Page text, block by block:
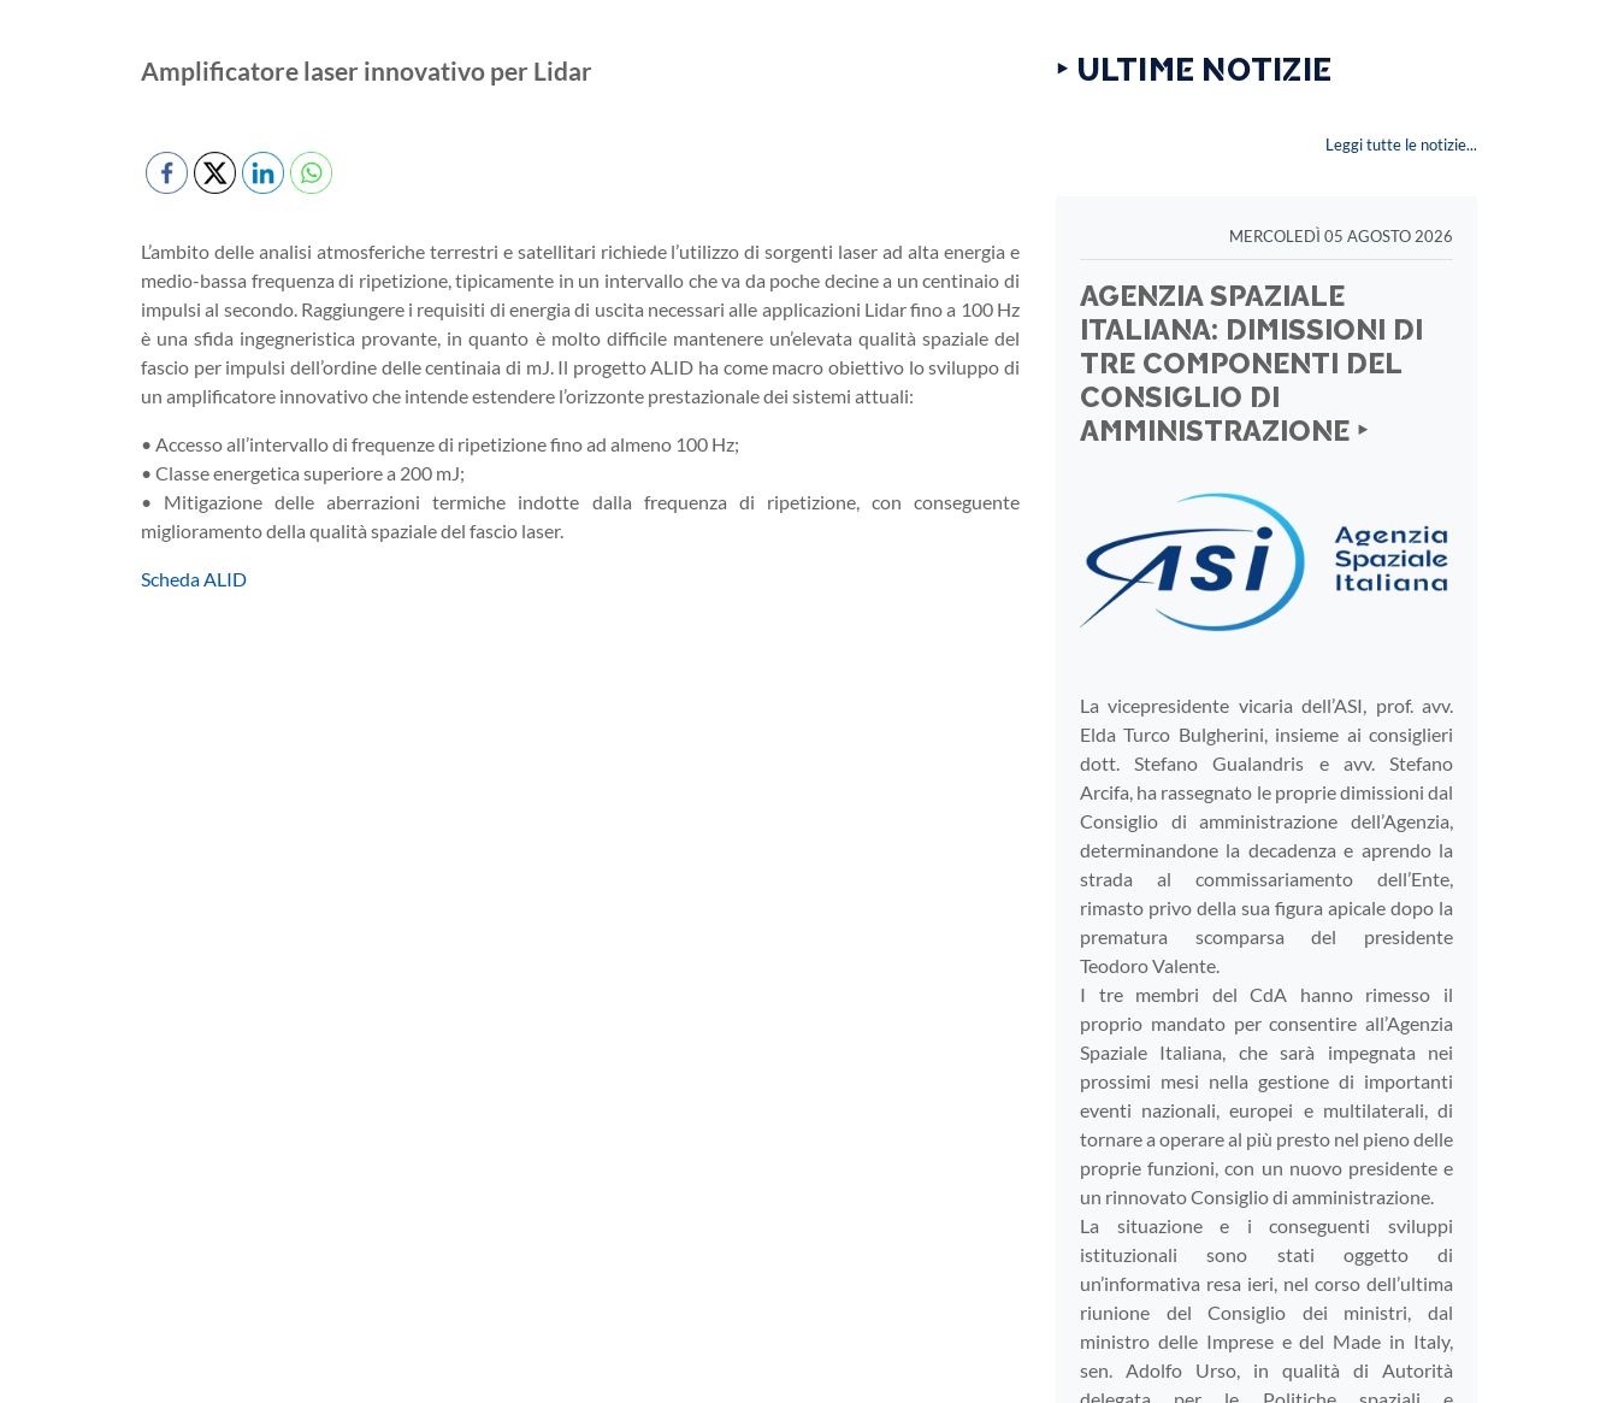
Amplificatore laser innovativo per Lidar
L’ambito delle analisi atmosferiche terrestri e satellitari richiede l’utilizzo di sorgenti laser ad alta energia e
medio-bassa frequenza di ripetizione, tipicamente in un intervallo che va da poche decine a un centinaio di
impulsi al secondo. Raggiungere i requisiti di energia di uscita necessari alle applicazioni Lidar fino a 100 Hz
è una sfida ingegneristica provante, in quanto è molto difficile mantenere un’elevata qualità spaziale del
fascio per impulsi dell’ordine delle centinaia di mJ. Il progetto ALID ha come macro obiettivo lo sviluppo di
un amplificatore innovativo che intende estendere l’orizzonte prestazionale dei sistemi attuali:
• Accesso all’intervallo di frequenze di ripetizione fino ad almeno 100 Hz;
• Classe energetica superiore a 200 mJ;
• Mitigazione delle aberrazioni termiche indotte dalla frequenza di ripetizione, con conseguente
miglioramento della qualità spaziale del fascio laser.
Scheda ALID
‣ ULTIME NOTIZIE
Leggi tutte le notizie...
MERCOLEDÌ 05 AGOSTO 2026
AGENZIA SPAZIALE
ITALIANA: DIMISSIONI DI
TRE COMPONENTI DEL
CONSIGLIO DI
AMMINISTRAZIONE ‣
La vicepresidente vicaria dell’ASI, prof. avv.
Elda Turco Bulgherini, insieme ai consiglieri
dott. Stefano Gualandris e avv. Stefano
Arcifa, ha rassegnato le proprie dimissioni dal
Consiglio di amministrazione dell’Agenzia,
determinandone la decadenza e aprendo la
strada al commissariamento dell’Ente,
rimasto privo della sua figura apicale dopo la
prematura scomparsa del presidente
Teodoro Valente.
I tre membri del CdA hanno rimesso il
proprio mandato per consentire all’Agenzia
Spaziale Italiana, che sarà impegnata nei
prossimi mesi nella gestione di importanti
eventi nazionali, europei e multilaterali, di
tornare a operare al più presto nel pieno delle
proprie funzioni, con un nuovo presidente e
un rinnovato Consiglio di amministrazione.
La situazione e i conseguenti sviluppi
istituzionali sono stati oggetto di
un’informativa resa ieri, nel corso dell’ultima
riunione del Consiglio dei ministri, dal
ministro delle Imprese e del Made in Italy,
sen. Adolfo Urso, in qualità di Autorità